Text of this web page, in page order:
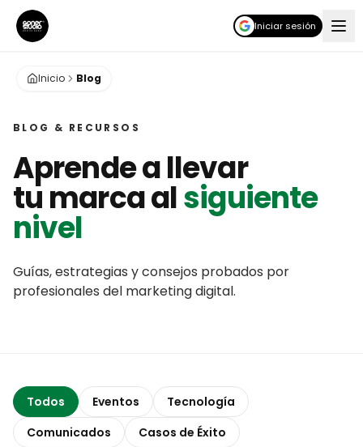
Iniciar sesión
Inicio Blog
BLOG & RECURSOS
Aprende a llevar
tu marca alsiguiente
nivel
Guías, estrategias y consejos probados por
profesionales del marketing digital.
Todos Eventos
Tecnología
Comunicados
Casos de Éxito